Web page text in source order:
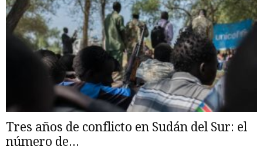
Tres años de conflicto en Sudán del Sur: el
número de...